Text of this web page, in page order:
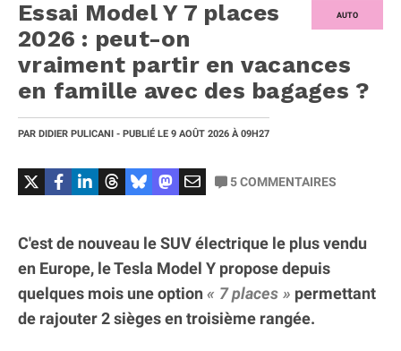
AUTO
Essai Model Y 7 places
2026 : peut-on
vraiment partir en vacances
en famille avec des bagages ?
PAR DIDIER PULICANI - PUBLIÉ LE 9 AOÛT 2026 À 09H27
5COMMENTAIRES
C'est de nouveau le SUV électrique le plus vendu
en Europe, le Tesla Model Y propose depuis
quelques mois une option
7 places
permettant
de rajouter 2 sièges en troisième rangée.